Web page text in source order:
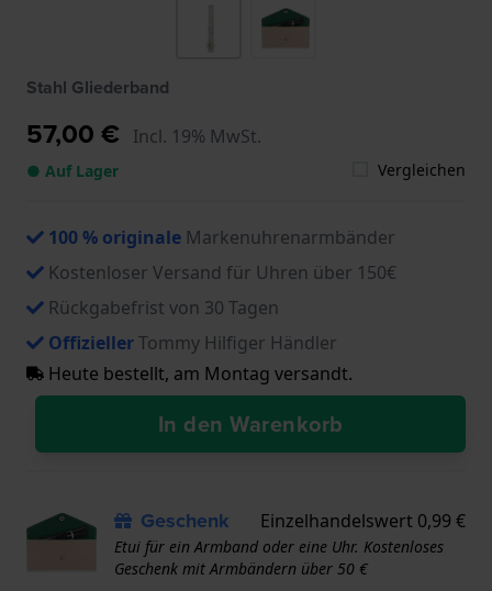
Stahl Gliederband
57,00 € Incl. 19% MwSt.
● Auf Lager Vergleichen
100 % originale Markenuhrenarmbänder
Kostenloser Versand für Uhren über 150€
Rückgabefrist von 30 Tagen
OffiziellerTommy Hilfiger Händler
Heute bestellt, am Montag versandt.
In den Warenkorb
Geschenk Einzelhandelswert 0,99 €
Etui für ein Armband oder eine Uhr. Kostenloses
Geschenk mit Armbändern über 50 €